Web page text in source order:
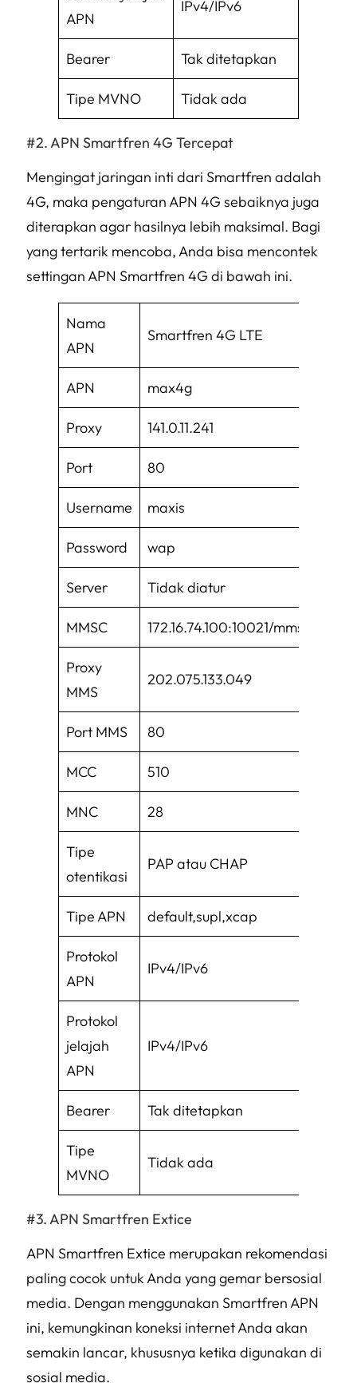
APN
IPv4/IPv6
Bearer Tak ditetapkan
Tipe MVNO Tidak ada
APN Smartfren 4G Tercepat
Mengingat jaringan inti dari Smartfren adalah
4G, maka pengaturan APN 4G sebaiknya juga
diterapkan agar hasilnya lebih maksimal. Bagi
yang tertarik mencoba, Anda bisa mencontek
settingan APN Smartfren 4G di bawah ini.
Nama
APN
Smartfren 4G LTE
APN max4g
Proxy 141.0.11.241
Port 80
Username maxis
Password wap
Server Tidak diatur
MMSC 172.16.74.100:10021/mmsc
Proxy
MMS
202.075.133.049
Port MMS 80
MCC 510
MNC 28
Tipe
otentikasi
PAP atau CHAP
Tipe APN default,supl,xcap
Protokol
APN
IPv4/IPv6
Protokol
jelajah
APN
IPv4/IPv6
Bearer Tak ditetapkan
Tipe
MVNO
Tidak ada
APN Smartfren Extice
APN Smartfren Extice merupakan rekomendasi
paling cocok untuk Anda yang gemar bersosial
media. Dengan menggunakan Smartfren APN
ini, kemungkinan koneksi internet Anda akan
semakin lancar, khususnya ketika digunakan di
sosial media.